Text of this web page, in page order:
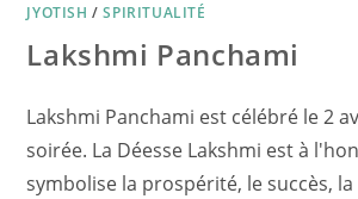
JYOTISH /SPIRITUALITÉ
Lakshmi Panchami
Lakshmi Panchami est célébré le 2
soirée. La Déesse Lakshmi est à
symbolise la prospérité, le succès,